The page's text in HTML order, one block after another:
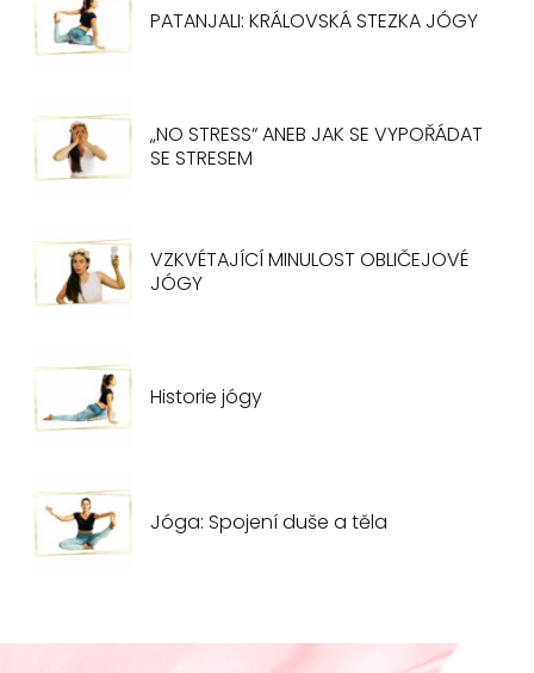
PATANJALI: KRÁLOVSKÁ STEZKA JÓGY
„NO STRESS“ ANEB JAK SE VYPOŘÁDAT
SE STRESEM
VZKVÉTAJÍCÍ MINULOST OBLIČEJOVÉ
JÓGY
Historie jógy
Jóga: Spojení duše a těla